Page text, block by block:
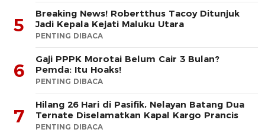
5
Breaking News! Robertthus Tacoy Ditunjuk
Jadi Kepala Kejati Maluku Utara
PENTING DIBACA
6
Gaji PPPK Morotai Belum Cair 3 Bulan?
Pemda: Itu Hoaks!
PENTING DIBACA
7
Hilang 26 Hari di Pasifik, Nelayan Batang Dua
Ternate Diselamatkan Kapal Kargo Prancis
PENTING DIBACA